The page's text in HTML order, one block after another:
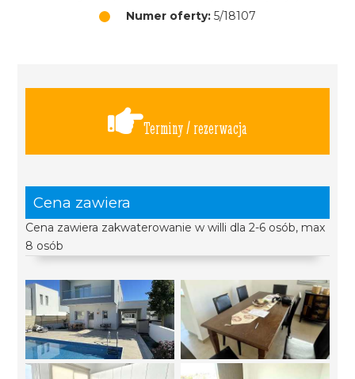
Numer oferty: 5/18107
Terminy / rezerwacja
Cena zawiera
Cena zawiera zakwaterowanie w willi dla 2-6 osób, max
8 osób